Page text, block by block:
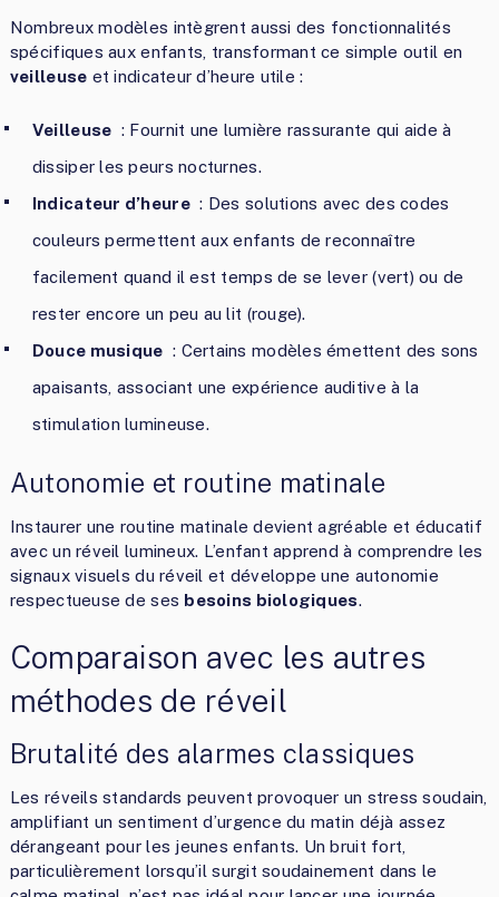
Nombreux modèles intègrent aussi des fonctionnalités
spécifiques aux enfants, transformant ce simple outil en
veilleuse et indicateur d’heure utile :
Veilleuse : Fournit une lumière rassurante qui aide à
dissiper les peurs nocturnes.
Indicateur d’heure: Des solutions avec des codes
couleurs permettent aux enfants de reconnaître
facilement quand il est temps de se lever (vert) ou de
rester encore un peu au lit (rouge).
Douce musique : Certains modèles émettent des sons
apaisants, associant une expérience auditive à la
stimulation lumineuse.
Autonomie et routine matinale
Instaurer une routine matinale devient agréable et éducatif
avec un réveil lumineux. L’enfant apprend à comprendre les
signaux visuels du réveil et développe une autonomie
respectueuse de ses besoins biologiques.
Comparaison avec les autres
méthodes de réveil
Brutalité des alarmes classiques
Les réveils standards peuvent provoquer un stress soudain,
amplifiant un sentiment d’urgence du matin déjà assez
dérangeant pour les jeunes enfants. Un bruit fort,
particulièrement lorsqu’il surgit soudainement dans le